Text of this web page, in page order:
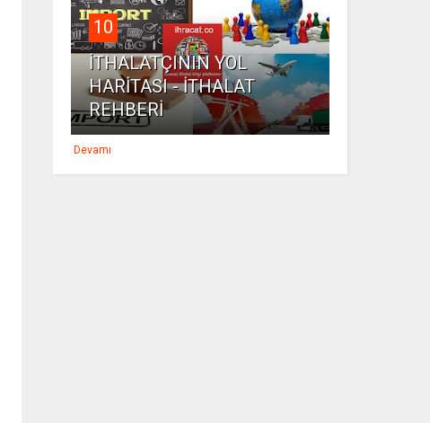
10
İTHALATÇININ YOL
HARİTASI - İTHALAT
REHBERİ
Devamı